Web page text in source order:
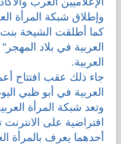
وإطلاق شبكة المرأة
كما أطلقت الشيخة بنت
العربية في بلاد
العربية.
جاء ذلك عقب افتتاح
العربية في أبو ظبي
وتعد شبكة المرأة
افتراضية على
أحدهما يعرف بالمرأة